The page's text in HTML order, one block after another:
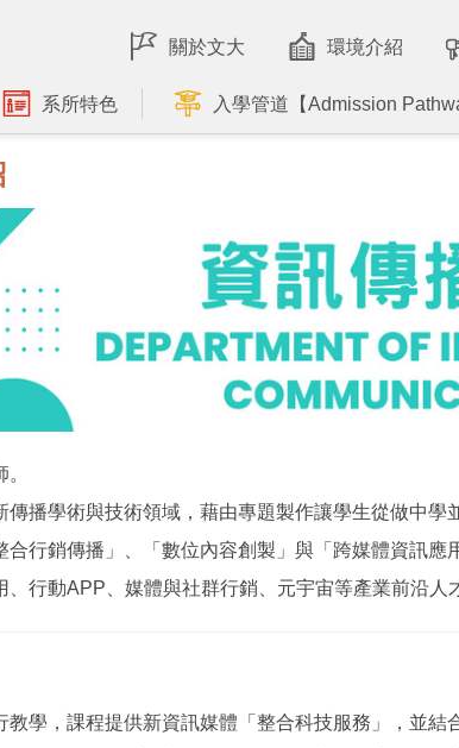
關於文大 環境介紹
系所特色 入學管道【Admission
播學術與技術領域，藉由專題製作讓學生從做中學
合行銷傳播」、
「數位內容創製」與「跨媒體資訊
行動APP、媒體與社群行銷、元宇宙等產業前沿人
教學，課程提供新資訊媒體「整合科技服務」，並結